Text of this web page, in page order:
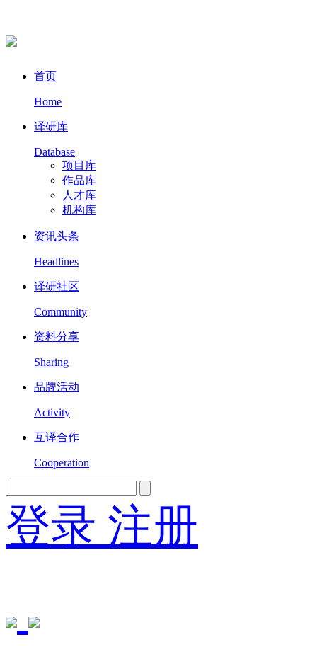
首页
Home
译研库
Database
项目库
作品库
人才库
机构库
资讯头条
Headlines
译研社区
Community
资料分享
Sharing
品牌活动
Activity
互译合作
Cooperation
登录 注册